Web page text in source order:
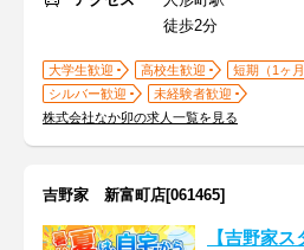
徒歩2分
大学生歓迎 高校生歓迎
短期（1ヶ
シルバー歓迎
未経験者歓迎
株式会社なか卯の求人一覧を見る
吉野家 新富町店[061465]
【吉野家